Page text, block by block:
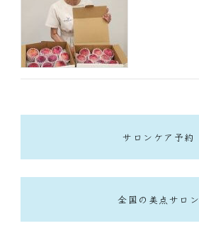
サロンケア予約
全国の美点サロン